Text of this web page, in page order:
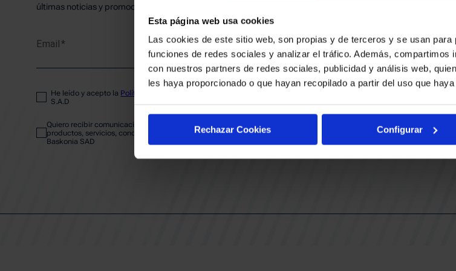
Esta página web usa cookies
Las cookies de este sitio web, son propias y de terceros y se usan
funciones de redes sociales y analizar el tráfico. Además, compartimos
con nuestros partners de redes sociales, publicidad y análisis web,
les haya proporcionado o que hayan recopilado a partir del uso que
Rechazar Cookies Configurar
PLANTILLA
ENTRADAS
ABONADOS
CALENDARIO
CLUB
últimas noticias y promociones del club.
Email
He leído y acepto la Política de privacidad
S.A.D
Quiero recibir comunicaciones electrónicas sobre las actividades,
productos, servicios, concursos, ofertas y/o promociones del SASKI
Baskonia SAD
BAKH
01013